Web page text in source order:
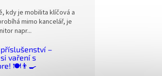
kdy je mobilita klíčová a
mimo kancelář, je
napr...
–
vaření s
🍽️👨‍🍳